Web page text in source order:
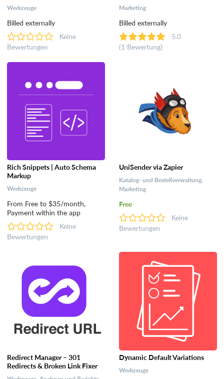
Werkzeuge
Billed externally
Keine
Bewertungen
Marketing
Billed externally
5.0
(1 Bewertung)
Rich Snippets | Auto Schema
Markup
Werkzeuge
From Free to $35/month,
Payment within the app
Keine
Bewertungen
UniSender via Zapier
Katalog- und Bestellverwaltung,
Marketing
Free
Keine
Bewertungen
Redirect Manager – 301
Redirects & Broken Link Fixer
Dynamic Default Variations
Werkzeuge